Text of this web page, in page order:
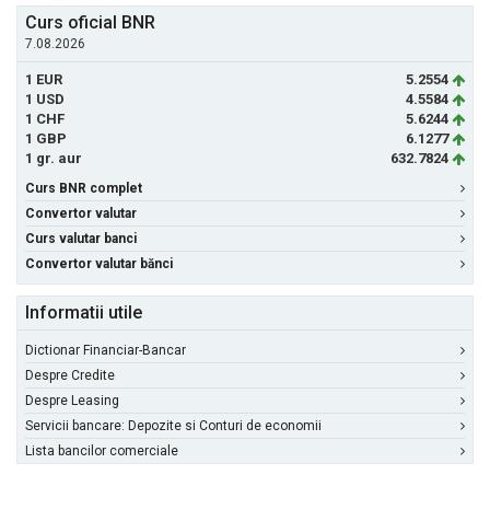
Curs oficial BNR
7.08.2026
1 EUR
5.2554
1 USD
4.5584
1 CHF
5.6244
1 GBP
6.1277
1 gr. aur
632.7824
Curs BNR complet
Convertor valutar
Curs valutar banci
Convertor valutar bănci
Informatii utile
Dictionar Financiar-Bancar
Despre Credite
Despre Leasing
Servicii bancare: Depozite si Conturi de economii
Lista bancilor comerciale